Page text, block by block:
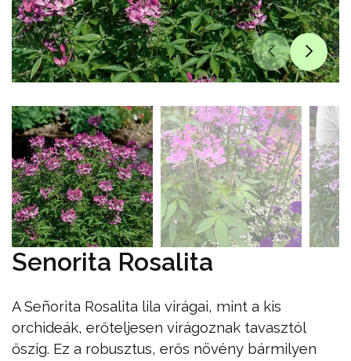
Senorita Rosalita
A Señorita Rosalita lila virágai, mint a kis
orchideák, erőteljesen virágoznak tavasztól
őszig. Ez a robusztus, erős növény bármilyen